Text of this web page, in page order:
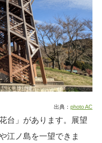
出典：photo AC
台」があります。展望
江ノ島を一望できま